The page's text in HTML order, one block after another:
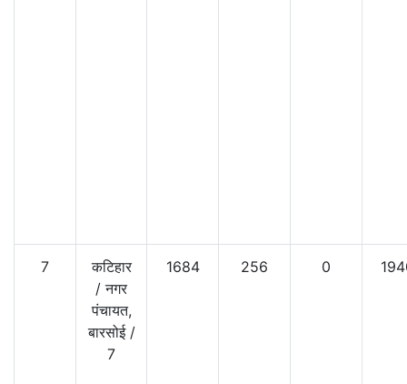
7
कटिहार
/नगर
पंचायत,
बारसोई /
7
1684 256 0